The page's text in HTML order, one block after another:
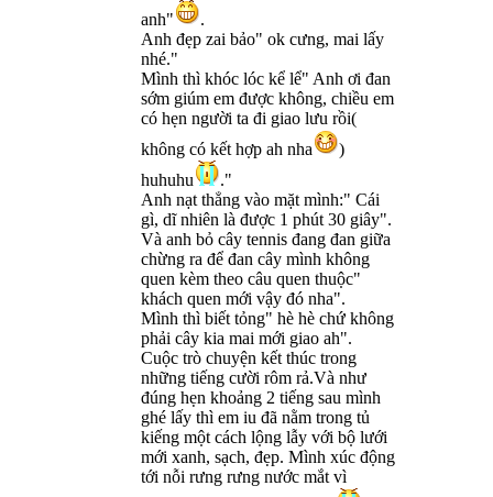
anh"
.
Anh đẹp zai bảo" ok cưng, mai lấy
nhé."
Mình thì khóc lóc kể lể" Anh ơi đan
sớm giúm em được không, chiều em
có hẹn người ta đi giao lưu rồi(
không có kết hợp ah nha
)
huhuhu
."
Anh nạt thẳng vào mặt mình:" Cái
gì, dĩ nhiên là được 1 phút 30 giây".
Và anh bỏ cây tennis đang đan giữa
chừng ra để đan cây mình không
quen kèm theo câu quen thuộc"
khách quen mới vậy đó nha".
Mình thì biết tỏng" hè hè chứ không
phải cây kia mai mới giao ah".
Cuộc trò chuyện kết thúc trong
những tiếng cười rôm rả.Và như
đúng hẹn khoảng 2 tiếng sau mình
ghé lấy thì em iu đã nằm trong tủ
kiếng một cách lộng lẫy với bộ lưới
mới xanh, sạch, đẹp. Mình xúc động
tới nỗi rưng rưng nước mắt vì